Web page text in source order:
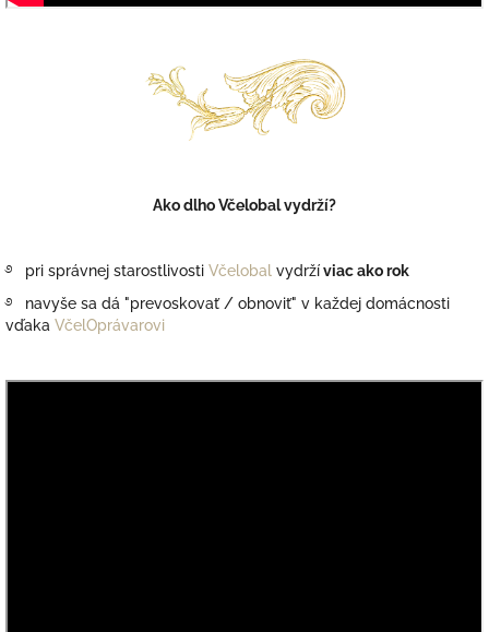
Ako dlhoVčelobal vydrží?
࿔ pri správnej starostlivosti Včelobal vydržíviac ako rok
࿔ navyše sa dá "prevoskovať / obnoviť" v každej domácnosti
vďaka VčelOprávarovi